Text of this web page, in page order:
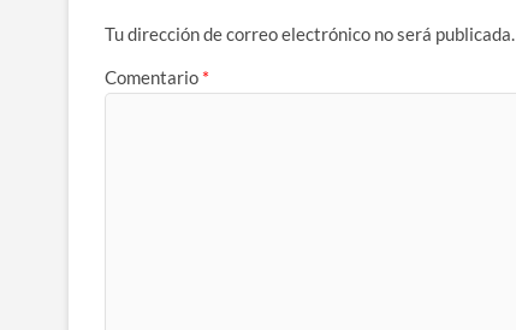
Tu dirección de correo electrónico no será publicada.
Comentario *